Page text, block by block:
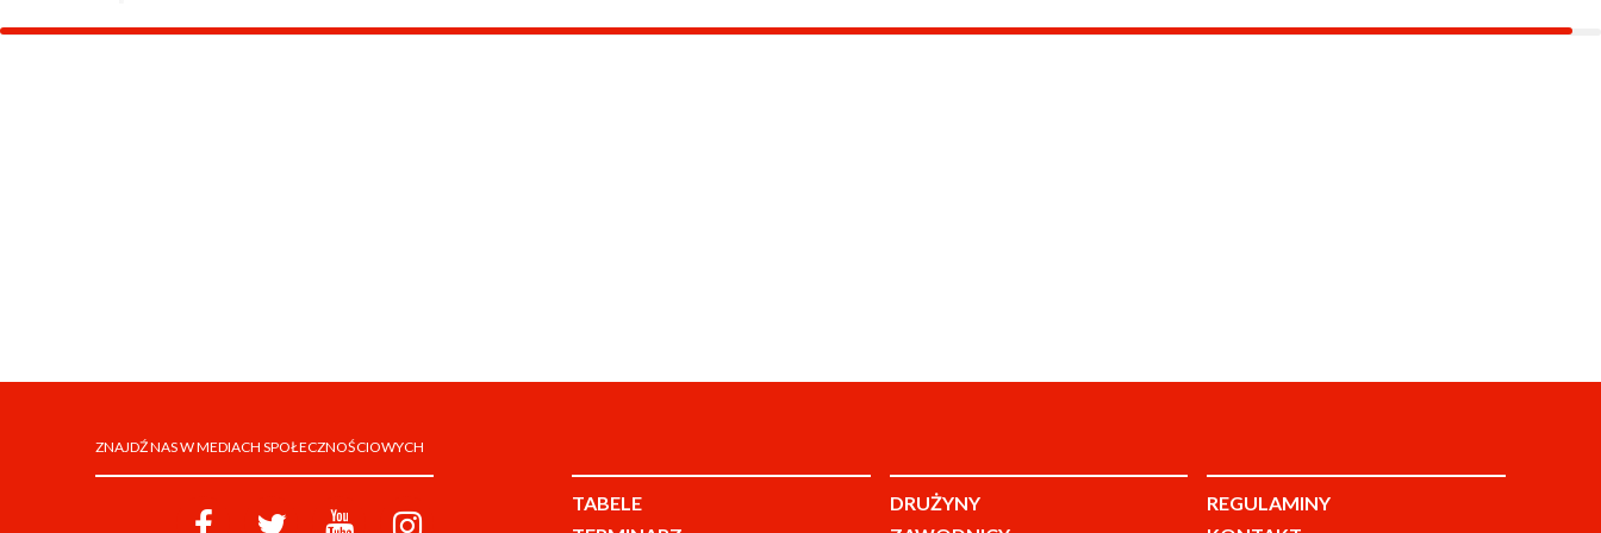
ZNAJDŹ NAS W MEDIACH SPOŁECZNOŚCIOWYCH
TABELE
DRUŻYNY
REGULAMINY